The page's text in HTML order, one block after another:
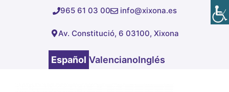
965 61 03 00 info@xixona.es
Av. Constitució, 6 03100, Xixona
Español ValencianoInglés